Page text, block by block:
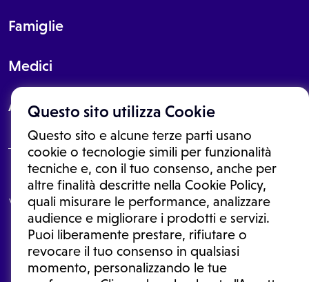
Questo sito utilizza Cookie
Questo sito e alcune terze parti usano
cookie o tecnologie simili per funzionalità
tecniche e, con il tuo consenso, anche per
altre finalità descritte nella Cookie Policy,
quali misurare le performance, analizzare
audience e migliorare i prodotti e servizi.
Puoi liberamente prestare, rifiutare o
revocare il tuo consenso in qualsiasi
momento, personalizzando le tue
Famiglie
Medici
About
Le informazioni proposte in questo sito non sono un consulto medico.
In nessun caso, queste informazioni sostituiscono un consulto, una
visita o una diagnosi formulata dal medico. Non si devono considerare
le informazioni disponibili come suggerimenti per la formulazione di
una diagnosi, la determinazione di un trattamento o l'assunzione o
sospensione di un farmaco senza prima consultare un medico di
medicina generale o uno specialista.
Condizioni di utilizzo|Privacy Policy |Gestione cookie